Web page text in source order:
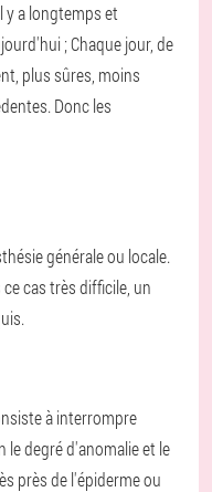
y a longtemps et
; Chaque jour, de
plus sûres, moins
Donc les
générale ou locale.
cas très difficile, un
à interrompre
le degré d'anomalie et le
près de l'épiderme ou